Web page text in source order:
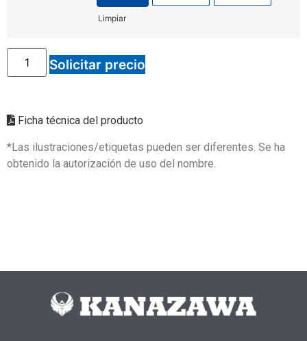
Limpiar
Solicitar precio
Ficha técnica del producto
*Las ilustraciones/etiquetas pueden ser diferentes. Se ha
obtenido la autorización de uso del nombre.